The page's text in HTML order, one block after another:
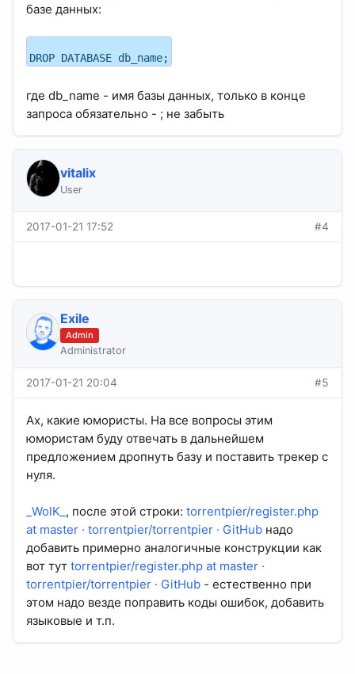
базе данных:
DROP DATABASE db_name;
где db_name - имя базы данных, только в конце
запроса обязательно - ; не забыть
vitalix
User
2017-01-21 17:52 #4
Exile
Admin
Administrator
2017-01-21 20:04 #5
Ах, какие юмористы. На все вопросы этим
юмористам буду отвечать в дальнейшем
предложением дропнуть базу и поставить трекер с
нуля.
_WolK_ , после этой строки: torrentpier/register.php
at master · torrentpier/torrentpier · GitHub надо
добавить примерно аналогичные конструкции как
вот тут torrentpier/register.php at master ·
torrentpier/torrentpier · GitHub - естественно при
этом надо везде поправить коды ошибок, добавить
языковые и т.п.